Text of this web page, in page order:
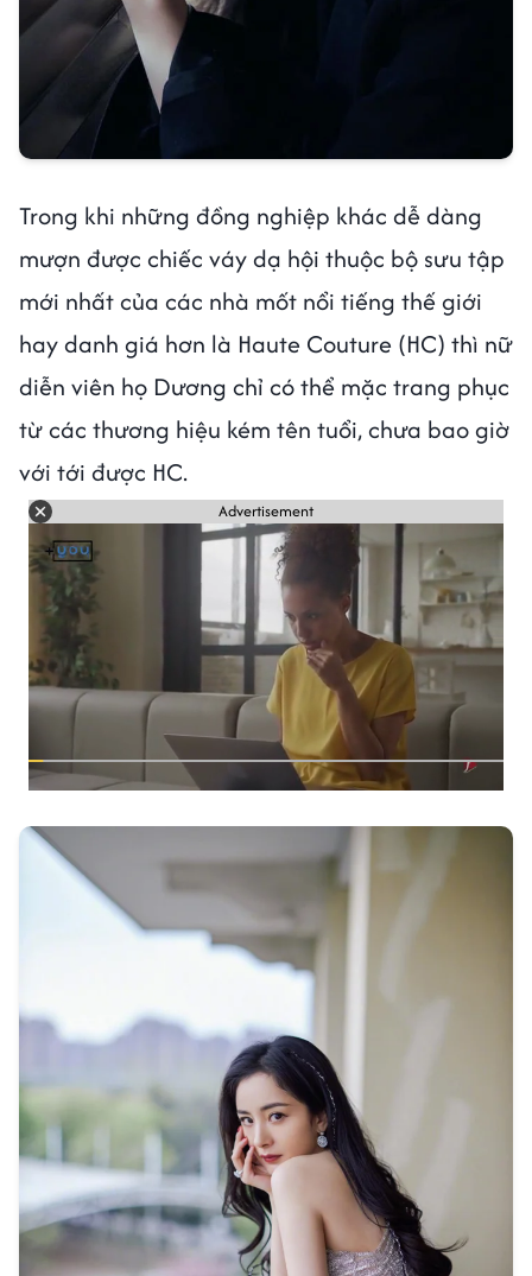
Trong khi những đồng nghiệp khác dễ dàng
mượn được chiếc váy dạ hội thuộc bộ sưu tập
mới nhất của các nhà mốt nổi tiếng thế giới
hay danh giá hơn là Haute Couture (HC) thì nữ
diễn viên họ Dương chỉ có thể mặc trang phục
từ các thương hiệu kém tên tuổi, chưa bao giờ
với tới được HC.
Advertisement